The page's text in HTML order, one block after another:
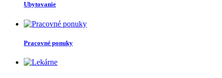
Ubytovanie
Pracovné ponuky